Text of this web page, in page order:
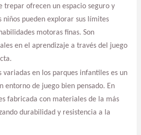
trepar ofrecen un espacio seguro y
niños pueden explorar sus límites
motoras finas. Son
en el aprendizaje a través del juego
variadas en los parques infantiles es un
entorno de juego bien pensado. En
fabricada con materiales de la más
durabilidad y resistencia a la